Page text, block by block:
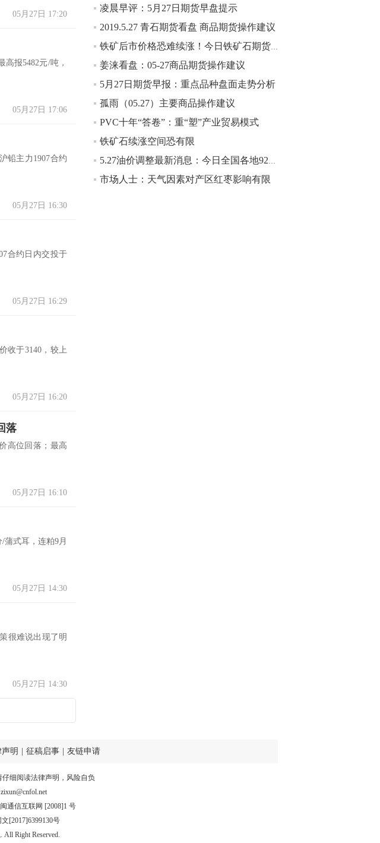
05月27日 17:20
报5482元/吨，
05月27日 17:06
铅主力1907合约
05月27日 16:30
合约日内交投于
05月27日 16:29
收于3140，较上
05月27日 16:20
落
高位回落；最高
05月27日 16:10
蒲式耳，连粕9月
05月27日 14:30
很难说出现了明
05月27日 14:30
10:43
【行情】芝加哥11月大豆期货跌0.4%，12
月玉米期货跌1%。
10:43
【行情】油脂油料期货表现抢眼，豆二期
2.5%，棕榈油涨近2%，菜粕涨1.54%。
10:17
【研报精选】国内期货机构对8月5日的原
油期货走势预测
凌晨早评：5月27日期货早盘提示
2019.5.27 青石期货看盘 商品期货操作建议
铁矿后市价格恐难续涨！今日铁矿石期货多少钱一吨？
姜涞看盘：05-27商品期货操作建议
5月27日期货早报：重点品种盘面走势分析
孤雨（05.27）主要商品操作建议
PVC十年“答卷”：重“塑”产业贸易模式
铁矿石续涨空间恐有限
5.27油价调整最新消息：今日全国各地92号汽油价格查询一览
市场人士：天气因素对产区红枣影响有限
明 征稿启事 友链申请
仔细阅读法律声明 ，风险自负
zixun@cnfol.net
信互联网 [2008]1 号
[2017]6399130号
Right Reserved.